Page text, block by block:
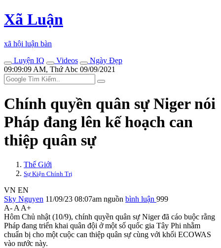
Xã Luận
xã hội luận bàn
Luyện IQ
Videos
Ngày Đẹp
09:09:09 AM, Thứ Abc 09/09/2021
Chính quyền quân sự Niger nói
Pháp đang lên kế hoạch can
thiệp quân sự
Thế Giới
Sự Kiện Chính Trị
VN EN
Sky Nguyen 11/09/23 08:07am nguồn bình luận 999
A- A A+
Hôm Chủ nhật (10/9), chính quyền quân sự Niger đã cáo buộc rằng
Pháp đang triển khai quân đội ở một số quốc gia Tây Phi nhằm
chuẩn bị cho một cuộc can thiệp quân sự cùng với khối ECOWAS
vào nước này.